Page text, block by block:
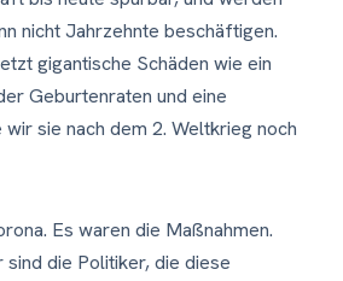
nicht Jahrzehnte beschäftigen.
gigantische Schäden wie ein
Geburtenraten und eine
sie nach dem 2. Weltkrieg noch
Es waren die Maßnahmen.
die Politiker, die diese